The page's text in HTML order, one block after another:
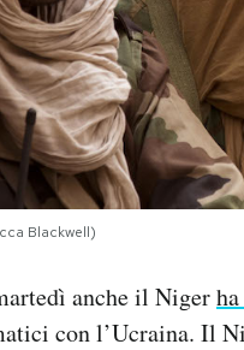
Blackwell)
anche il Niger
con l’Ucraina. Il